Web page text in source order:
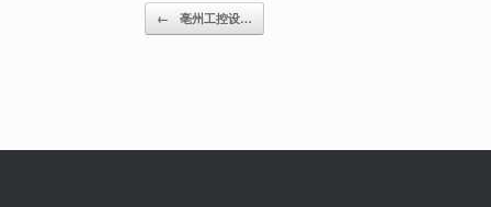
Post navigation
← 亳州工控设…